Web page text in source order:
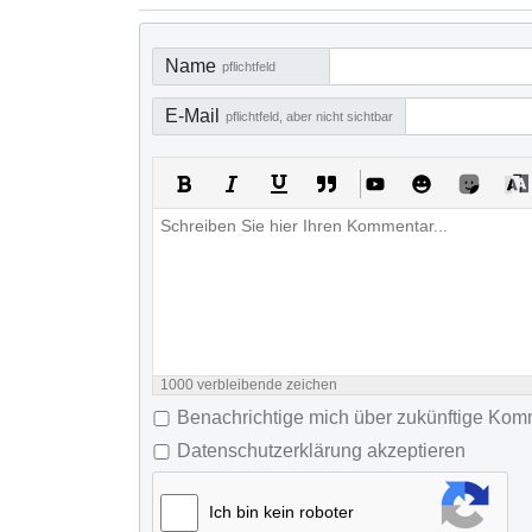
Name pflichtfeld
E-Mail pflichtfeld, aber nicht sichtbar
1000 verbleibende zeichen
Benachrichtige mich über zukünftige
Datenschutzerklärung akzeptieren
Ich bin kein roboter